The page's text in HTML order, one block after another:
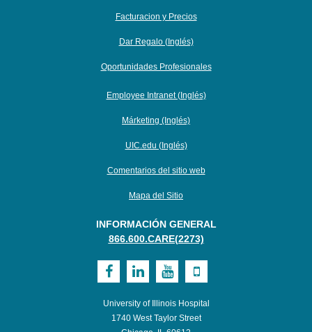
Facturacion y Precios
Dar Regalo (Inglés)
Oportunidades Profesionales
Employee Intranet (Inglés)
Márketing (Inglés)
UIC.edu (Inglés)
Comentarios del sitio web
Mapa del Sitio
INFORMACIÓN GENERAL
866.600.CARE(2273)
Visit
Health
Visit
Health
Visit
Health
Visit
Health
University of Illinois Hospital
1740 West Taylor Street